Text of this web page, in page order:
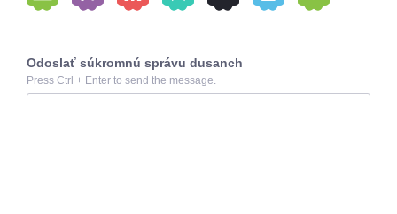
Odoslať súkromnú správu dusanch
Press Ctrl + Enter to send the message.